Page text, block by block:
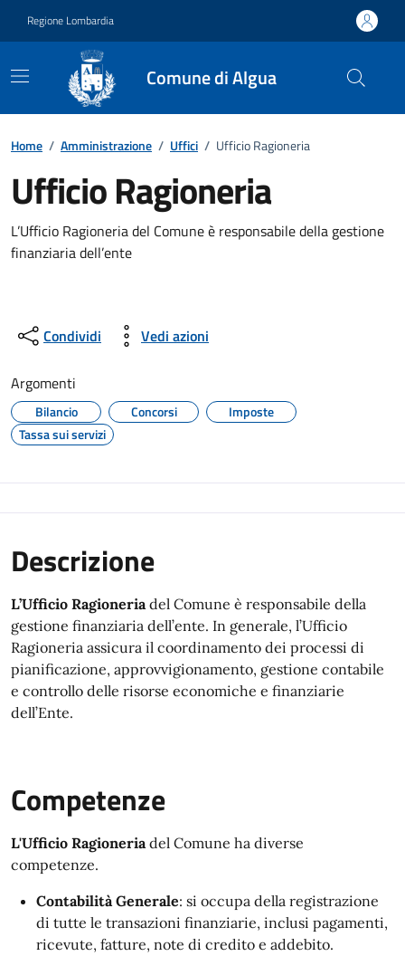
Regione Lombardia
Comune di Algua
Dettagli dell'ufficio
Home / Amministrazione / Uffici / Ufficio Ragioneria
Ufficio Ragioneria
L’Ufficio Ragioneria del Comune è responsabile della gestione
finanziaria dell’ente
Condividi Vedi azioni
Argomenti
Bilancio Concorsi
Imposte
Tassa sui servizi
Descrizione
L’Ufficio Ragioneriadel Comune è responsabile della
gestione finanziaria dell’ente. In generale, l’Ufficio
Ragioneria assicura il coordinamento dei processi di
pianificazione, approvvigionamento, gestione contabile
e controllo delle risorse economiche e finanziarie
dell’Ente.
Competenze
L'Ufficio Ragioneriadel Comune ha diverse
competenze.
Contabilità Generale: si occupa della registrazione
di tutte le transazioni finanziarie, inclusi pagamenti,
ricevute, fatture, note di credito e addebito.